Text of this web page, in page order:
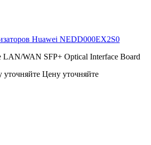
Huawei NEDD000EX2S0
LAN/WAN SFP+ Optical Interface Board
уточняйте Цену уточняйте